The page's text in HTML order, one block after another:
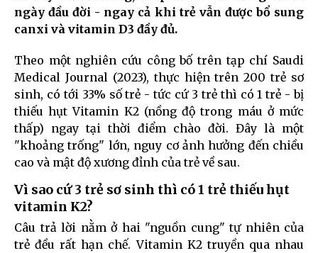
ngày đầu đời - ngay cả khi trẻ vẫn được bổ sung
canxi và vitamin D3 đầy đủ.
Theo một nghiên cứu công bố trên tạp chí Saudi
Medical Journal (2023), thực hiện trên 200 trẻ sơ
sinh, có tới 33% số trẻ - tức cứ 3 trẻ thì có 1 trẻ - bị
thiếu hụt Vitamin K2 (nồng độ trong máu ở mức
thấp) ngay tại thời điểm chào đời. Đây là một
"khoảng trống" lớn, nguy cơ ảnh hưởng đến chiều
cao và mật độ xương đỉnh của trẻ về sau.
Vì sao cứ 3 trẻ sơ sinh thì có 1 trẻ thiếu hụt
vitamin K2?
Câu trả lời nằm ở hai "nguồn cung" tự nhiên của
trẻ đều rất hạn chế. Vitamin K2 truyền qua nhau